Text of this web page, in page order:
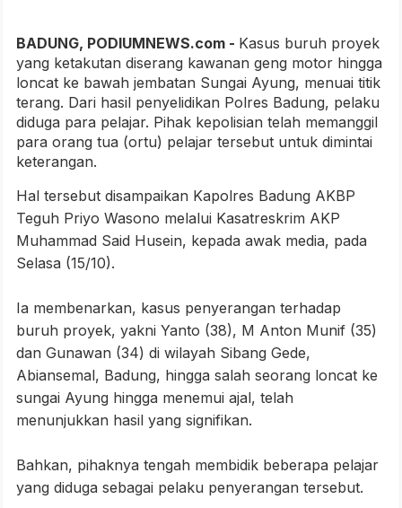
BADUNG, PODIUMNEWS.com - Kasus buruh proyek
yang ketakutan diserang kawanan geng motor hingga
loncat ke bawah jembatan Sungai Ayung, menuai titik
terang. Dari hasil penyelidikan Polres Badung, pelaku
diduga para pelajar. Pihak kepolisian telah memanggil
para orang tua (ortu) pelajar tersebut untuk dimintai
keterangan.
Hal tersebut disampaikan Kapolres Badung AKBP
Teguh Priyo Wasono melalui Kasatreskrim AKP
Muhammad Said Husein, kepada awak media, pada
Selasa (15/10).
Ia membenarkan, kasus penyerangan terhadap
buruh proyek, yakni Yanto (38), M Anton Munif (35)
dan Gunawan (34) di wilayah Sibang Gede,
Abiansemal, Badung, hingga salah seorang loncat ke
sungai Ayung hingga menemui ajal, telah
menunjukkan hasil yang signifikan.
Bahkan, pihaknya tengah membidik beberapa pelajar
yang diduga sebagai pelaku penyerangan tersebut.